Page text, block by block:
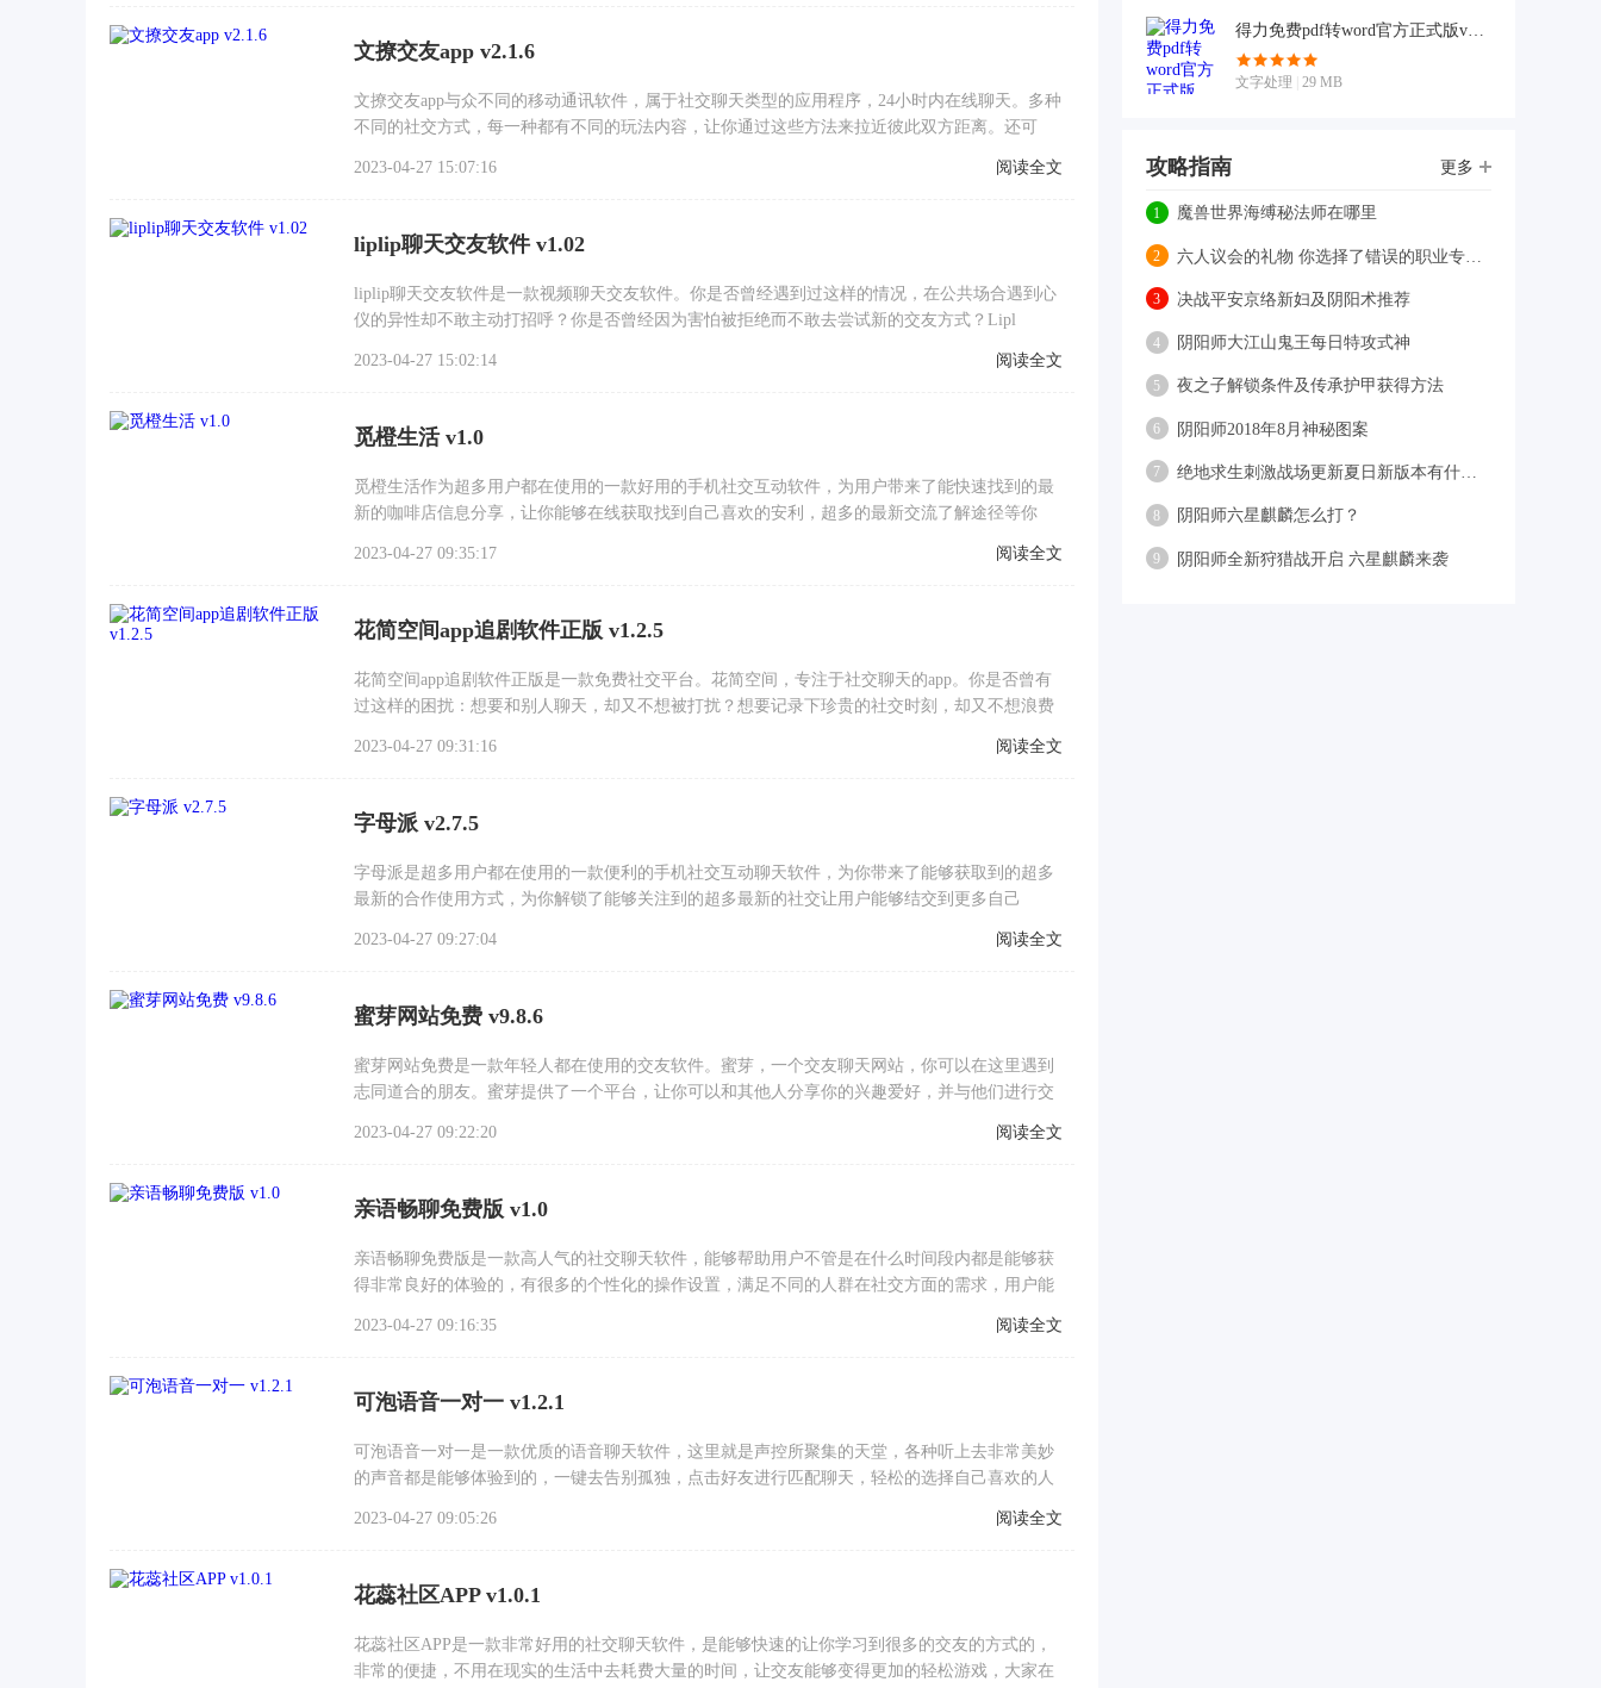
文撩交友app v2.1.6
文撩交友app与众不同的移动通讯软件，属于社交聊天类型的应用程序，24小时内在线聊天。多种
不同的社交方式，每一种都有不同的玩法内容，让你通过这些方法来拉近彼此双方距离。还可
2023-04-27 15:07:16 阅读全文
liplip聊天交友软件 v1.02
liplip聊天交友软件是一款视频聊天交友软件。你是否曾经遇到过这样的情况，在公共场合遇到心
仪的异性却不敢主动打招呼？你是否曾经因为害怕被拒绝而不敢去尝试新的交友方式？Lipl
2023-04-27 15:02:14 阅读全文
觅橙生活 v1.0
觅橙生活作为超多用户都在使用的一款好用的手机社交互动软件，为用户带来了能快速找到的最
新的咖啡店信息分享，让你能够在线获取找到自己喜欢的安利，超多的最新交流了解途径等你
2023-04-27 09:35:17 阅读全文
花简空间app追剧软件正版 v1.2.5
花简空间app追剧软件正版是一款免费社交平台。花简空间，专注于社交聊天的app。你是否曾有
过这样的困扰：想要和别人聊天，却又不想被打扰？想要记录下珍贵的社交时刻，却又不想浪费
2023-04-27 09:31:16
阅读全文
字母派 v2.7.5
字母派是超多用户都在使用的一款便利的手机社交互动聊天软件，为你带来了能够获取到的超多
最新的合作使用方式，为你解锁了能够关注到的超多最新的社交让用户能够结交到更多自己
2023-04-27 09:27:04 阅读全文
蜜芽网站免费 v9.8.6
蜜芽网站免费是一款年轻人都在使用的交友软件。蜜芽，一个交友聊天网站，你可以在这里遇到
志同道合的朋友。蜜芽提供了一个平台，让你可以和其他人分享你的兴趣爱好，并与他们进行交
2023-04-27 09:22:20 阅读全文
亲语畅聊免费版 v1.0
亲语畅聊免费版是一款高人气的社交聊天软件，能够帮助用户不管是在什么时间段内都是能够获
得非常良好的体验的，有很多的个性化的操作设置，满足不同的人群在社交方面的需求，用户能
2023-04-27 09:16:35 阅读全文
可泡语音一对一 v1.2.1
可泡语音一对一是一款优质的语音聊天软件，这里就是声控所聚集的天堂，各种听上去非常美妙
的声音都是能够体验到的，一键去告别孤独，点击好友进行匹配聊天，轻松的选择自己喜欢的人
2023-04-27 09:05:26
阅读全文
花蕊社区APP v1.0.1
花蕊社区APP是一款非常好用的社交聊天软件，是能够快速的让你学习到很多的交友的方式的，
非常的便捷，不用在现实的生活中去耗费大量的时间，让交友能够变得更加的轻松游戏，大家在
得力免费pdf转word官方正式版v1.6.0.0
文字处理 29 MB
攻略指南 更多
1 魔兽世界海缚秘法师在哪里
2
3 决战平安京络新妇及阴阳术推荐
4 阴阳师大江山鬼王每日特攻式神
5 夜之子解锁条件及传承护甲获得方法
6 阴阳师2018年8月神秘图案
7
8 阴阳师六星麒麟怎么打？
9 阴阳师全新狩猎战开启 六星麒麟来袭